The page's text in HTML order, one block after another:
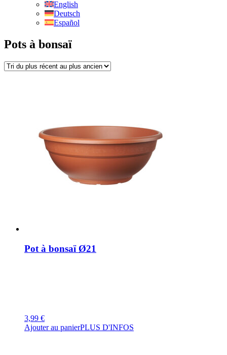
English
Deutsch
Español
Pots à bonsaï
Pot à bonsaï Ø21
3,99 €
Ajouter au panierPLUS D'INFOS